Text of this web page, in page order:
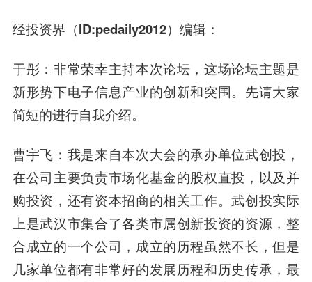
经投资界（ID:pedaily2012）编辑：
于彤：非常荣幸主持本次论坛，这场论坛主题是
新形势下电子信息产业的创新和突围。先请大家
简短的进行自我介绍。
曹宇飞：我是来自本次大会的承办单位武创投，
在公司主要负责市场化基金的股权直投，以及并
购投资，还有资本招商的相关工作。武创投实际
上是武汉市集合了各类市属创新投资的资源，整
合成立的一个公司，成立的历程虽然不长，但是
几家单位都有非常好的发展历程和历史传承，最